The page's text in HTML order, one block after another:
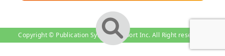
Copyright © Publication System-Support Inc. All Right reserved.